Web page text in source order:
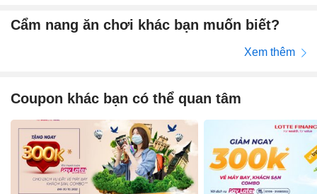
Cẩm nang ăn chơi khác bạn muốn biết?
Xem thêm
Coupon khác bạn có thể quan tâm